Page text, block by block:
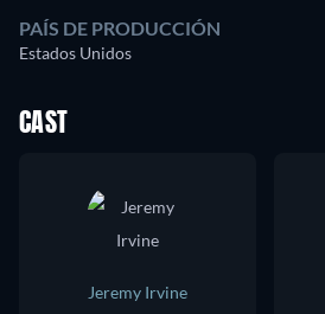
PAÍS DE PRODUCCIÓN
Estados Unidos
CAST
Jeremy Irvine